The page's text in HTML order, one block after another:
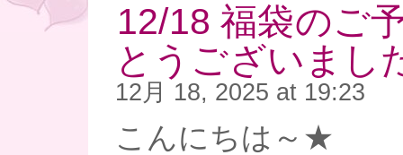
12/18 福袋のご
とうございま
12月 18, 2025 at 19:23
こんにちは～★